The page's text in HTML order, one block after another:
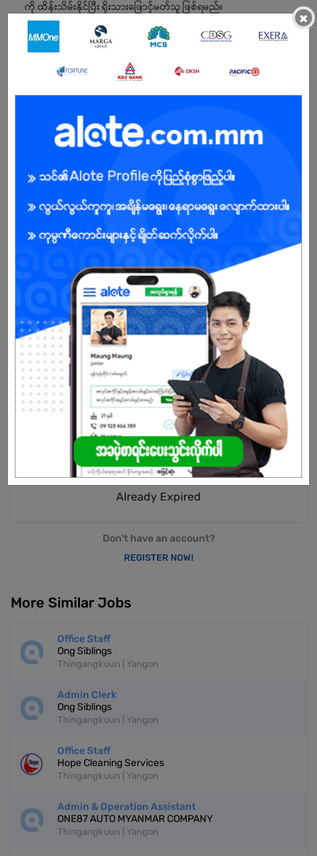
ကို ထိန်းသိမ်းနိုင်ပြီး ရိုးသားဖြောင့်မတ်သူ ဖြစ်ရမည်။
BENEFITS
Open To : Female
About Our Company
We, Myanmar Visa Services Company Limited, offer Visa
Extension, Tourist E-Visa, Business E-Visa, Form C Services, FRC
Services, Ticketing Services, FIT & GIT Tours, M.I.C.E Tours,
Private Tours, SIC Tours with over a decade of experienced staffs.
Already Expired
Don't have an account?
REGISTER NOW!
More Similar Jobs
Office Staff
Ong Siblings
Thingangkuun | Yangon
Admin Clerk
Ong Siblings
Thingangkuun | Yangon
Office Staff
Hope Cleaning Services
Thingangkuun | Yangon
Admin & Operation Assistant
ONE87 AUTO MYANMAR COMPANY
Thingangkuun | Yangon
×